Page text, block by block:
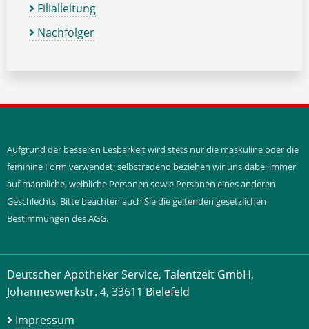
Filialleitung
Nachfolger
Aufgrund der besseren Lesbarkeit wird stets nur die maskuline oder die
feminine Form verwendet; selbstredend beziehen wir uns dabei immer
auf männliche, weibliche Personen sowie Personen eines anderen
Geschlechts. Bitte beachten auch Sie die geltenden gesetzlichen
Bestimmungen des AGG.
Deutscher Apotheker Service, Talentzeit GmbH,
Johanneswerkstr. 4, 33611 Bielefeld
Impressum